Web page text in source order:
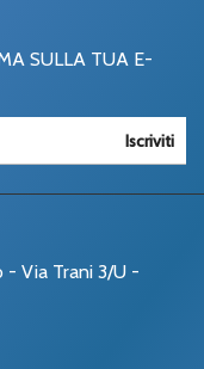
SULLA TUA E-
Iscriviti
- Via Trani 3/U -